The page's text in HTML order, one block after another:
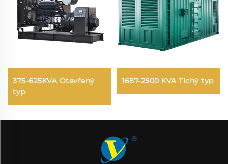
375-625KVA Otevřený
typ
1687-2500 KVA Tichý typ